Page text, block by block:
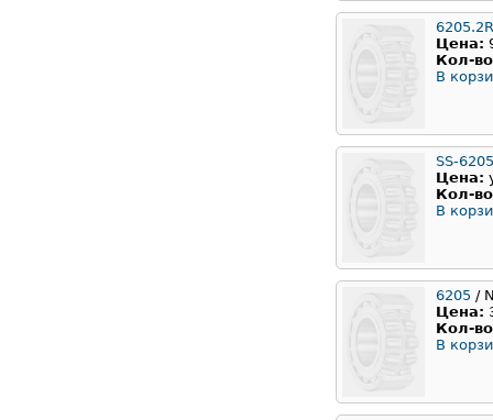
Цена:
Кол-
В
SS-
Цена:
Кол-
В
6205 /
Цена:
Кол-
В